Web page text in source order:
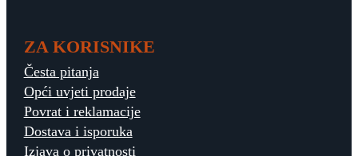
ZA KORISNIKE
Česta pitanja
Opći uvjeti prodaje
Povrat i reklamacije
Dostava i isporuka
Izjava o privatnosti